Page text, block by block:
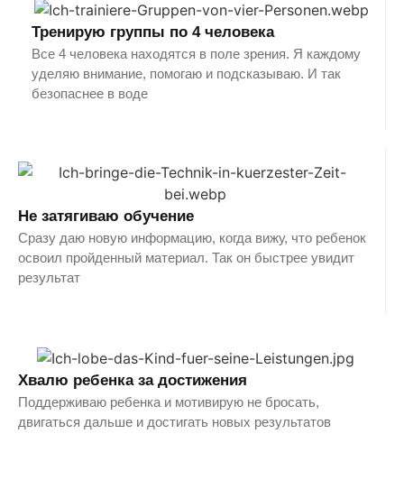
Тренирую группы по 4 человека
Все 4 человека находятся в поле зрения. Я каждому
уделяю внимание, помогаю и подсказываю. И так
безопаснее в воде
Не затягиваю обучение
Сразу даю новую информацию, когда вижу, что ребенок
освоил пройденный материал. Так он быстрее увидит
результат
Хвалю ребенка за достижения
Поддерживаю ребенка и мотивирую не бросать,
двигаться дальше и достигать новых результатов